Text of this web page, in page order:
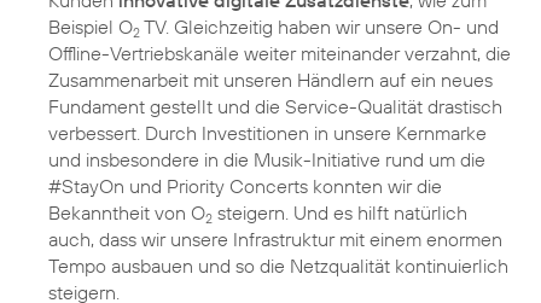
Beispiel O2 TV. Gleichzeitig haben wir unsere On- und
Offline-Vertriebskanäle weiter miteinander verzahnt, die
Zusammenarbeit mit unseren Händlern auf ein neues
Fundament gestellt und die Service-Qualität drastisch
verbessert. Durch Investitionen in unsere Kernmarke
und insbesondere in die Musik-Initiative rund um die
#StayOn und Priority Concerts konnten wir die
Bekanntheit von O2 steigern. Und es hilft natürlich
auch, dass wir unsere Infrastruktur mit einem enormen
Tempo ausbauen und so die Netzqualität kontinuierlich
steigern.